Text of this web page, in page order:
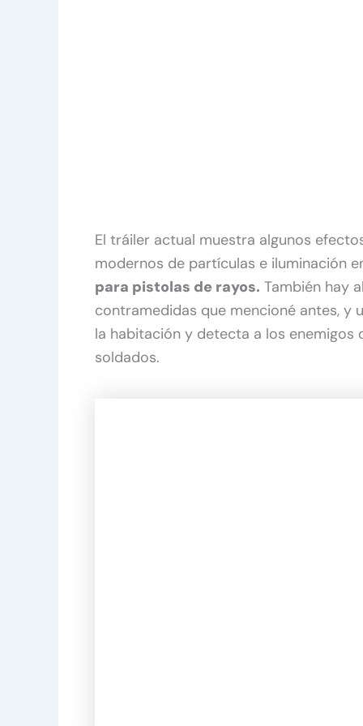
El tráiler actual muestra algunos
modernos de partículas e iluminación
para pistolas de rayos. También hay
contramedidas que mencioné antes, y
la habitación y detecta a los
soldados.